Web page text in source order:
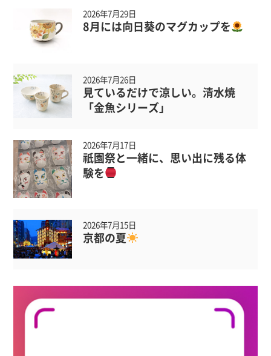
2026年7月29日
8月には向日葵のマグカップを
2026年7月26日
見ているだけで涼しい。清水焼
「金魚シリーズ」
2026年7月17日
祇園祭と一緒に、思い出に残る体
験を
2026年7月15日
京都の夏